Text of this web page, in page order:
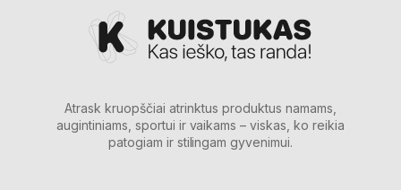
Atrask kruopščiai atrinktus produktus namams,
augintiniams, sportui ir vaikams – viskas, ko reikia
patogiam ir stilingam gyvenimui.